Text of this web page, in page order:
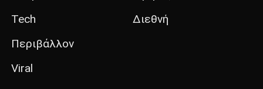
Tech
Περιβάλλον
Viral
Διεθνή